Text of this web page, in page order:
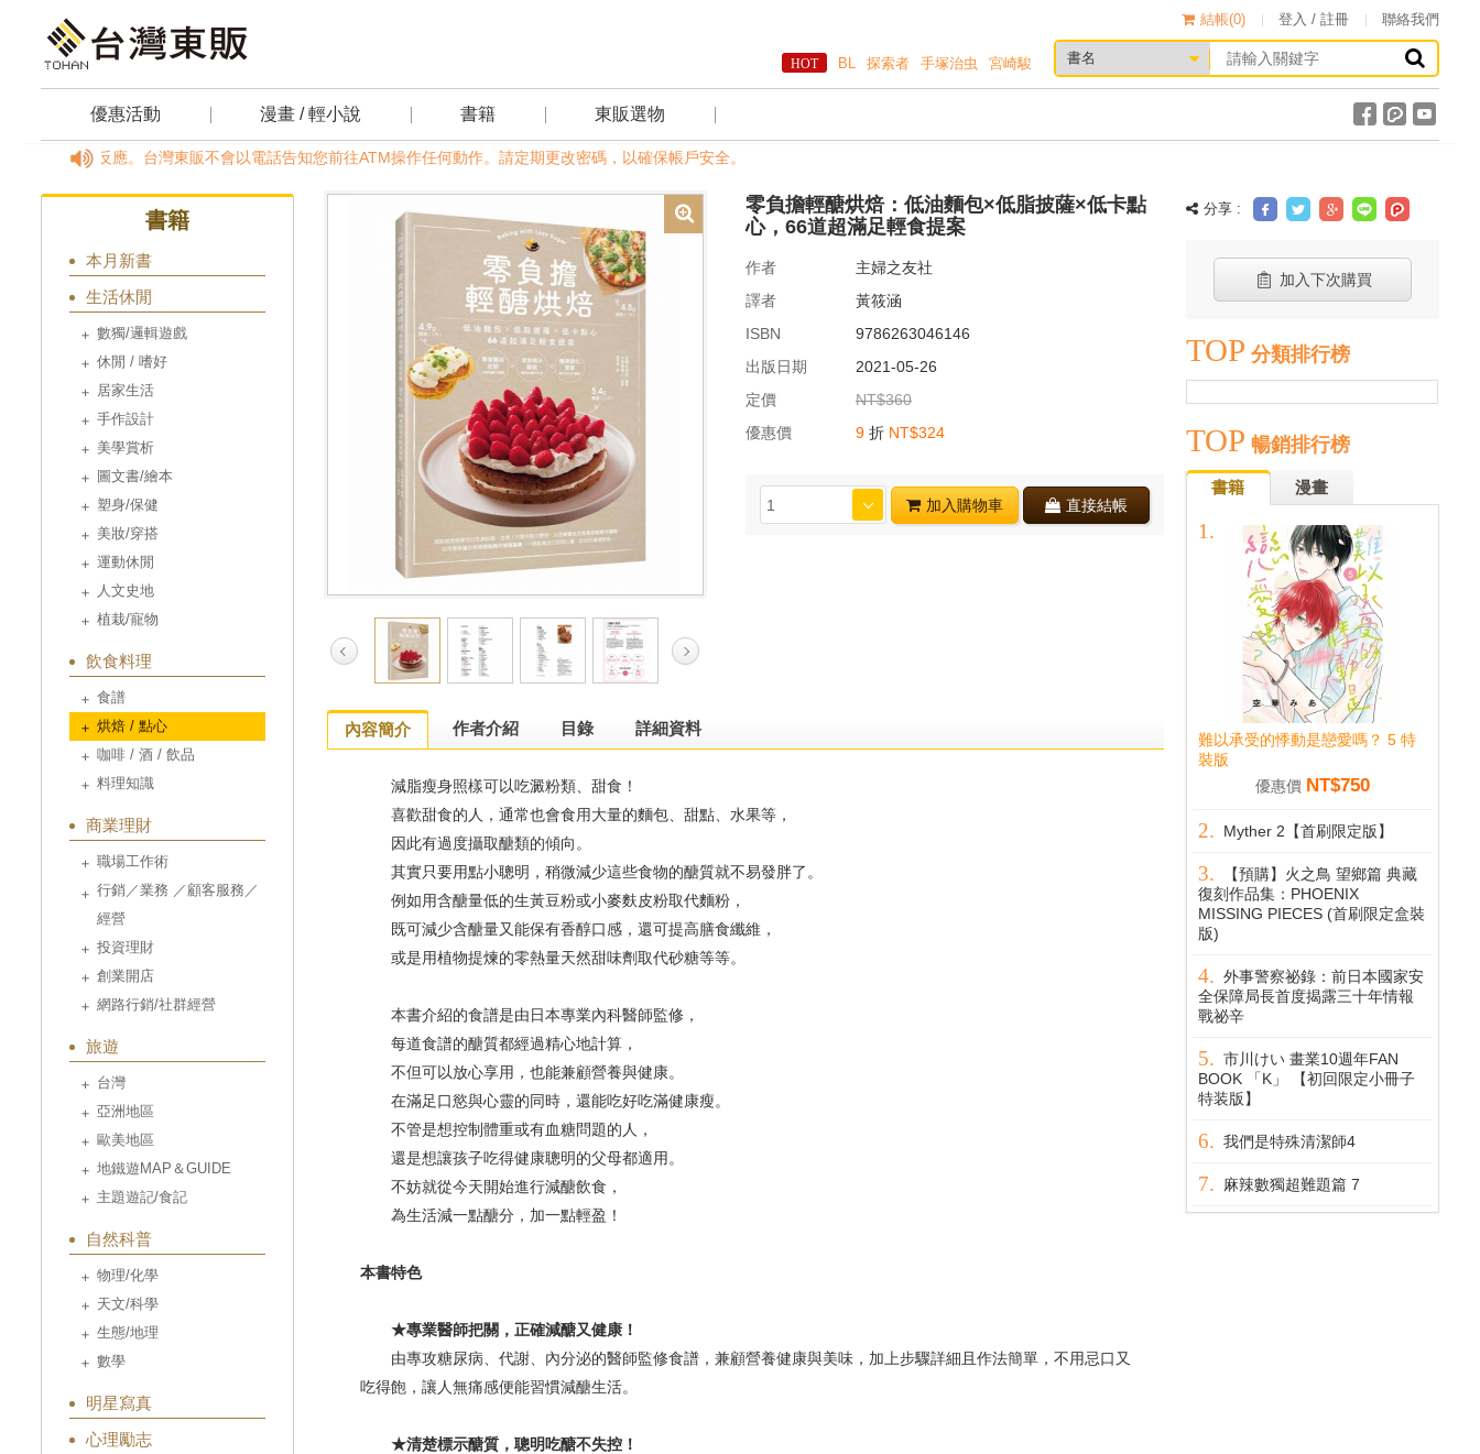
結帳(0) 登入 / 註冊 聯絡我們
BL 探索者 手塚治虫 宮崎駿
優惠活動 漫畫 / 輕小說 書籍 東販選物
箱反應。台灣東販不會以電話告知您前往ATM操作任何動作。請定期更改密碼，以確保帳戶安全。
書籍
本月新書
生活休閒
數獨/邏輯遊戲
休閒 / 嗜好
居家生活
手作設計
美學賞析
圖文書/繪本
塑身/保健
美妝/穿搭
運動休閒
人文史地
植栽/寵物
飲食料理
食譜
烘焙 / 點心
咖啡 / 酒 / 飲品
料理知識
商業理財
職場工作術
行銷／業務 ／顧客服務／
經營
投資理財
創業開店
網路行銷/社群經營
旅遊
台灣
亞洲地區
歐美地區
地鐵遊MAP＆GUIDE
主題遊記/食記
自然科普
物理/化學
天文/科學
生態/地理
數學
明星寫真
心理勵志
零負擔輕醣烘焙：低油麵包×低脂披薩×低卡點
心，66道超滿足輕食提案
作者
主婦之友社
譯者
黃筱涵
ISBN
9786263046146
出版日期
2021-05-26
定價
NT$360
優惠價
9 折 NT$324
加入購物車 直接結帳
內容簡介 作者介紹 目錄 詳細資料
減脂瘦身照樣可以吃澱粉類、甜食！
喜歡甜食的人，通常也會食用大量的麵包、甜點、水果等，
因此有過度攝取醣類的傾向。
其實只要用點小聰明，稍微減少這些食物的醣質就不易發胖了。
例如用含醣量低的生黃豆粉或小麥麩皮粉取代麵粉，
既可減少含醣量又能保有香醇口感，還可提高膳食纖維，
或是用植物提煉的零熱量天然甜味劑取代砂糖等等。
本書介紹的食譜是由日本專業內科醫師監修，
每道食譜的醣質都經過精心地計算，
不但可以放心享用，也能兼顧營養與健康。
在滿足口慾與心靈的同時，還能吃好吃滿健康瘦。
不管是想控制體重或有血糖問題的人，
還是想讓孩子吃得健康聰明的父母都適用。
不妨就從今天開始進行減醣飲食，
為生活減一點醣分，加一點輕盈！
本書特色
★專業醫師把關，正確減醣又健康！
由專攻糖尿病、代謝、內分泌的醫師監修食譜，兼顧營養健康與美味，加上步驟詳細且作法簡單，不用忌口又
吃得飽，讓人無痛感便能習慣減醣生活。
★清楚標示醣質，聰明吃醣不失控！
分享 :
加入下次購買
TOP 分類排行榜
TOP 暢銷排行榜
書籍 漫畫
難以承受的悸動是戀愛嗎？ 5 特
裝版
優惠價 NT$750
Myther 2【首刷限定版】
【預購】火之鳥 望鄉篇 典藏
復刻作品集：PHOENIX
MISSING PIECES (首刷限定盒裝
版)
外事警察祕錄：前日本國家安
全保障局長首度揭露三十年情報
戰祕辛
市川けい 畫業10週年FAN
BOOK 「K」 【初回限定小冊子
特装版】
我們是特殊清潔師4
麻辣數獨超難題篇 7